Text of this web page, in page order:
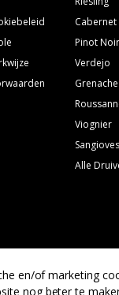
Cabernet
Pinot
Verdejo
Grenache
Viognier
Alle
en/of marketing
nog beter te